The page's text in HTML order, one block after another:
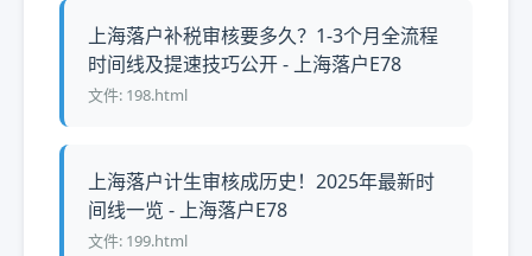
上海落户补税审核要多久？1-3个月全流程
时间线及提速技巧公开 - 上海落户E78
文件: 198.html
上海落户计生审核成历史！2025年最新时
间线一览 - 上海落户E78
文件: 199.html